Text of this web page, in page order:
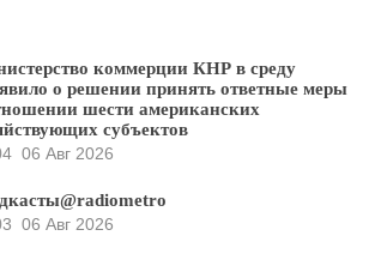
коммерции КНР в среду
о решении принять ответные меры
шести американских
субъектов
06 Авг 2026
06 Авг 2026